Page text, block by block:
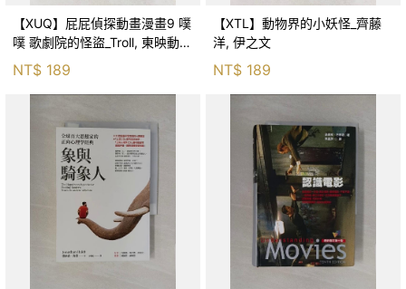
【XUQ】屁屁偵探動畫漫畫9 噗
噗 歌劇院的怪盜_Troll, 東映動畫
株式會社, 張東君
NT$ 189
【XTL】動物界的小妖怪_齊藤
洋, 伊之文
NT$ 189